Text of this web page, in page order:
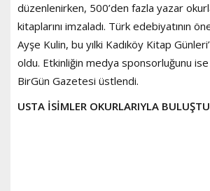
düzenlenirken, 500’den fazla yazar
kitaplarını imzaladı. Türk edebiyatının
Ayşe Kulin, bu yılki Kadıköy Kitap
oldu. Etkinliğin medya sponsorluğunu
BirGün Gazetesi üstlendi.
USTA İSİMLER OKURLARIYLA BULUŞTU